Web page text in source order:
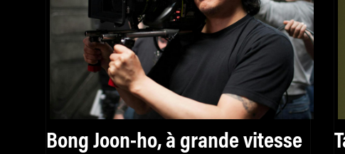
Bong Joon-ho, à grande vitesse